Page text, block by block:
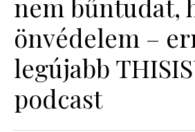
PSZICHÉ
ÉLETMÓD
nem bűntudat,
önvédelem –
legújabb
podcast